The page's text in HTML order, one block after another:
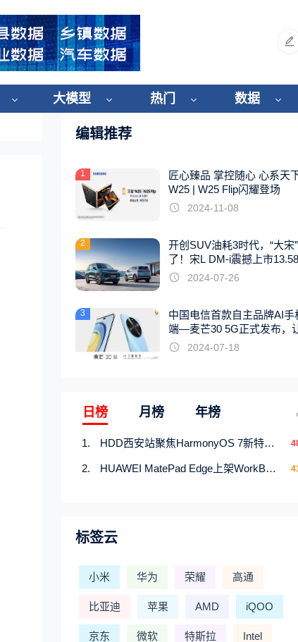
大模型 热门 数据
编辑推荐
1
匠心臻品 掌控随心 心系天
W25 | W25 Flip闪耀登场
2024-11-08
2
开创SUV油耗3时代，“大宋
了！宋L DM-i震撼上市
起
2024-07-26
3
中国电信首款自主品牌AI手
端—麦芒30 5G正式发布，
触手可及2024-07-18
日榜 月榜 年榜
HDD西安站聚焦HarmonyOS 7新特性，解锁从互联到智能的应用开发新范式
HUAWEI MatePad Edge上架WorkBuddy鸿蒙PC版，说话就能干活的AI办公搭子
标签云
小米 华为 荣耀 高通
比亚迪 苹果 AMD iQOO
京东 微软 特斯拉 Intel